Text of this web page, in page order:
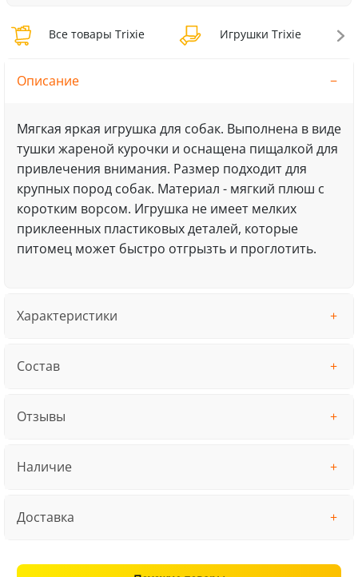
Все товары Trixie Игрушки Trixie
Описание
Мягкая яркая игрушка для собак. Выполнена в виде
тушки жареной курочки и оснащена пищалкой для
привлечения внимания. Размер подходит для
крупных пород собак. Материал - мягкий плюш с
коротким ворсом. Игрушка не имеет мелких
приклеенных пластиковых деталей, которые
питомец может быстро отгрызть и проглотить.
Характеристики
Состав
Отзывы
Наличие
Доставка